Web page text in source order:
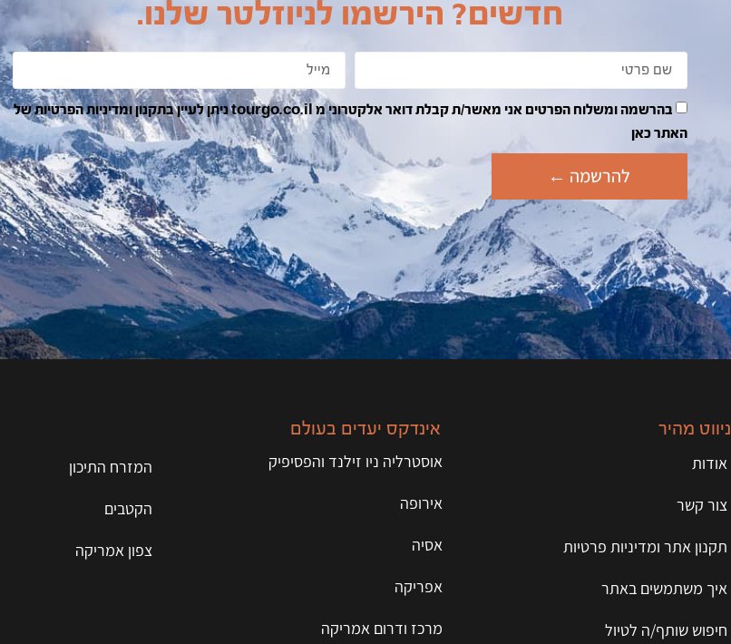
חדשים? הירשמו לניוזלטר שלנו.
בהרשמה ומשלוח הפרטים אני מאשר/ת קבלת דואר אלקטרוני מ tourgo.co.il ניתן לעיין בתקנון ומדיניות הפרטיות של
האתר כאן
להרשמה ←
ניווט מהיר
אודות
צור קשר
תקנון אתר ומדיניות פרטיות
איך משתמשים באתר
חיפוש שותף/ה לטיול
אינדקס יעדים בעולם
אוסטרליה ניו זילנד והפסיפיק
אירופה
אסיה
אפריקה
מרכז ודרום אמריקה
המזרח התיכון
הקטבים
צפון אמריקה